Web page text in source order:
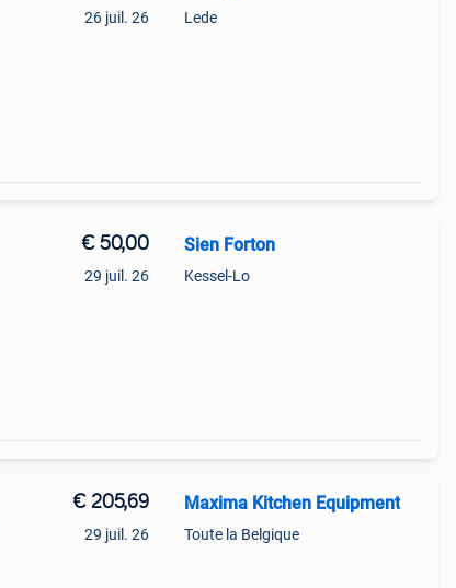
26 juil. 26 Lede
€ 50,00
29 juil. 26
Sien Forton
Kessel-Lo
€ 205,69
29 juil. 26
Maxima Kitchen Equipment
Toute la Belgique